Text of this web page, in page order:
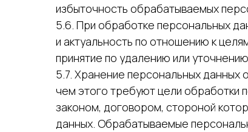
избыточность обрабатываемых
5.6. При обработке персональных
и актуальность по отношению к
принятие по удалению или
5.7. Хранение персональных
чем этого требуют цели обработки
законом, договором, стороной
данных. Обрабатываемые